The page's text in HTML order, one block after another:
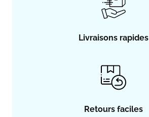
Livraisons rapides
Retours faciles